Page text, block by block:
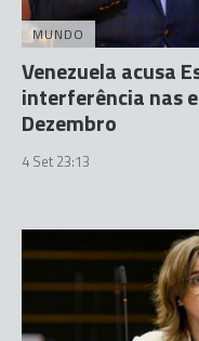
MUNDO
Venezuela acusa
interferência nas
Dezembro
4 Set 23:13